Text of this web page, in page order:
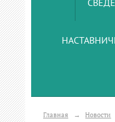
Главная → Новости